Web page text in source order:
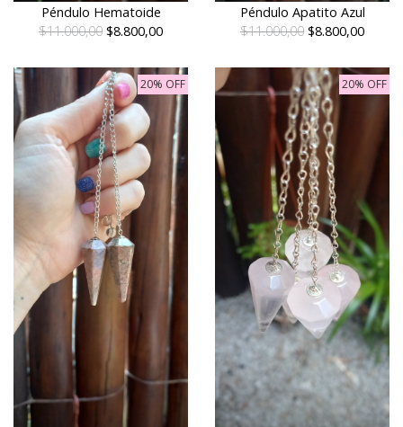
Péndulo Hematoide
$11.000,00 $8.800,00
Péndulo Apatito Azul
$11.000,00 $8.800,00
20% OFF 20% OFF